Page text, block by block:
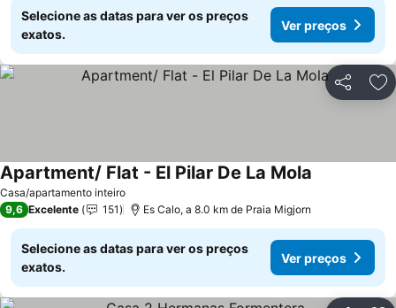
Selecione as datas para ver os preços
exatos.
Ver preços
Partilhar
Casa/apartamento inteiro
Apartment/ Flat - El Pilar De La Mola
9,6 Excelente 151 Es Calo, a 8.0 km de Praia Migjorn
Selecione as datas para ver os preços
exatos.
Ver preços